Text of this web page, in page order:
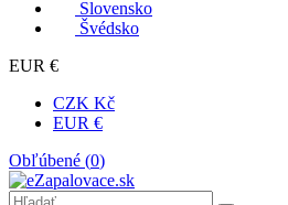
Slovensko
Švédsko
EUR €
CZK Kč
EUR €
Obľúbené (0)